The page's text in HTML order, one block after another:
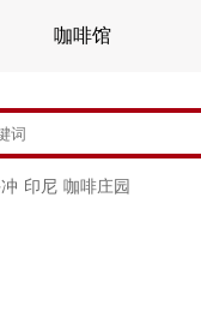
咖啡馆
印尼 咖啡庄园